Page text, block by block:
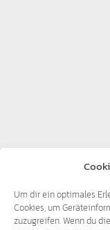
Um dir ein optimales
Cookies, um
zuzugreifen. Wenn du